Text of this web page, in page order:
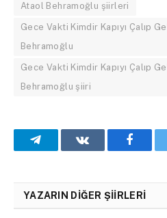
Ataol Behramoğlu şiirleri
Gece Vakti Kimdir Kapıyı Çalıp
Behramoğlu
Gece Vakti Kimdir Kapıyı Çalıp
Behramoğlu şiiri
TelegramVKontakte
YAZARIN DIĞER ŞIIRLERI